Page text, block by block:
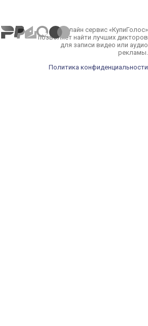
Онлайн сервис «КупиГолос»
позволяет найти лучших дикторов
для записи видео или аудио
рекламы.
Политика конфиденциальности